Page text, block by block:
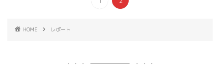
HOME レポート